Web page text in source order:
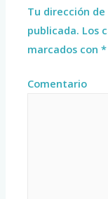
Tu dirección
publicada. Los
marcados con*
Comentario